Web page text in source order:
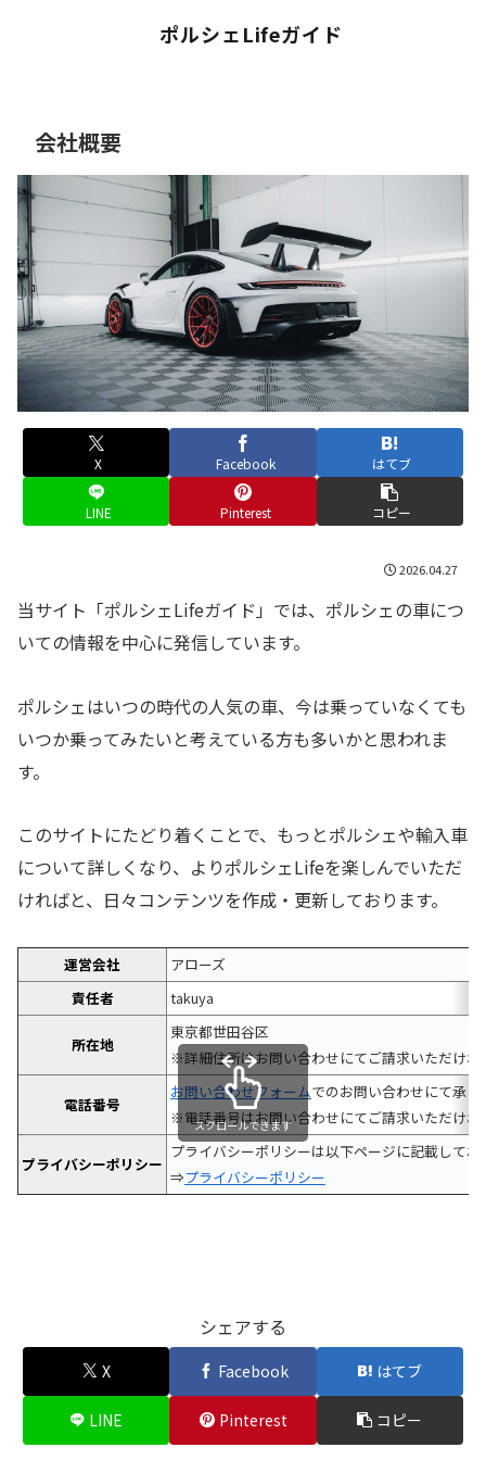
ポルシェLifeガイド
会社概要
X Facebook はてブ
LINE Pinterest コピー
2026.04.27
当サイト「ポルシェLifeガイド」では、ポルシェの車につ
いての情報を中心に発信しています。
ポルシェはいつの時代の人気の車、今は乗っていなくても
いつか乗ってみたいと考えている方も多いかと思われま
す。
このサイトにたどり着くことで、もっとポルシェや輸入車
について詳しくなり、よりポルシェLifeを楽しんでいただ
ければと、日々コンテンツを作成・更新しております。
運営会社
アローズ
責任者
takuya
所在地
東京都世田谷区
※詳細住所はお問い合わせにてご請求いただけ
電話番号
お問い合わせフォームでのお問い合わせにて承り
※電話番号はお問い合わせにてご請求いただけ
プライバシーポリシー
プライバシーポリシーは以下ページに記載してお
⇒プライバシーポリシー
スクロールできます
シェアする
X Facebook はてブ
LINE Pinterest コピー